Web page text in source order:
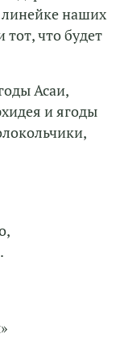
наших
что будет
Асаи,
и ягоды